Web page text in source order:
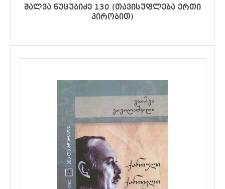
შალვა ნუცუბიძე 130 (თავისუფლება ერთი
პირობით)